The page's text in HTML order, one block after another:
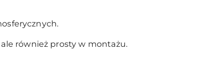
również prosty w montażu.